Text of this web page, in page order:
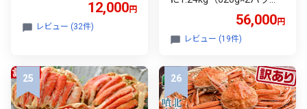
12,000円
レビュー (32件)
ニ たらばがに 1キロ以上
長崎県 島原市 ]
56,000円
レビュー (19件)